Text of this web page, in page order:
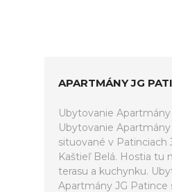
APARTMÁNY JG
Ubytovanie
Ubytovanie
situované v Patinciach
Kaštieľ Belá. Hostia tu
terasu a kuchynku.
Apartmány JG Patince